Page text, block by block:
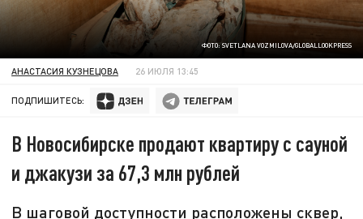
ФОТО: SVETLANA VOZMILOVA/GLOBALLOOKPRESS
АНАСТАСИЯ КУЗНЕЦОВА 26 ИЮЛЯ 13:45
ПОДПИШИТЕСЬ:
В Новосибирске продают квартиру с сауной
и джакузи за 67,3 млн рублей
В шаговой доступности расположены сквер,